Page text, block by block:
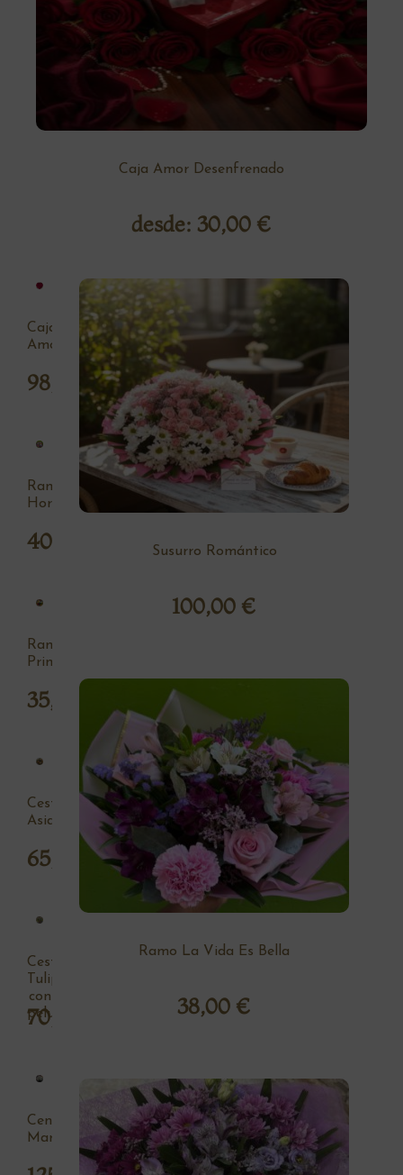
Caja Amor Desenfrenado
desde: 30,00 €
Susurro Romántico
100,00 €
Caja
Amor
98,00 €
Ramo La Vida Es Bella
38,00 €
Ramo
Hortensia
40,00
Ramo
Primavera
35,00
Cesta
Asia
65,00 €
Cesta
Tulipan
con
peluche
70,00
Centro
Margaritas